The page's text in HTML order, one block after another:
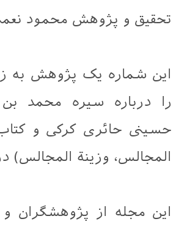
تحقيق و پژوهش محمود
این شماره یک پژوهش به
را درباره سیره محمد
حسینی حائری کرکی و
المجالس، وزينة المجالس)
این مجله از پژوهشگران و